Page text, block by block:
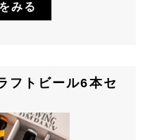
みる
フトビール6本セ